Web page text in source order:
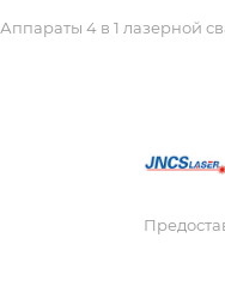
Аппараты 4 в 1 лазерной